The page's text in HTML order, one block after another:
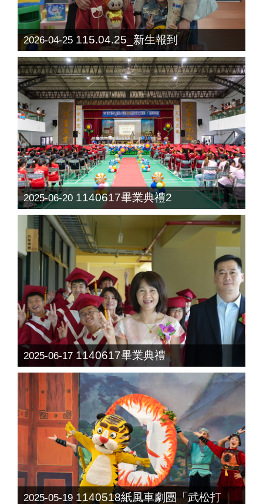
2026-04-25 115.04.25_新生報到
2025-06-20 1140617畢業典禮2
2025-06-17 1140617畢業典禮
2025-05-19 1140518紙風車劇團「武松打